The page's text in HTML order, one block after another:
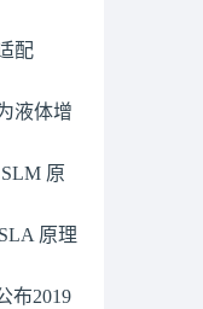
配
液体增
原
原理
布2019